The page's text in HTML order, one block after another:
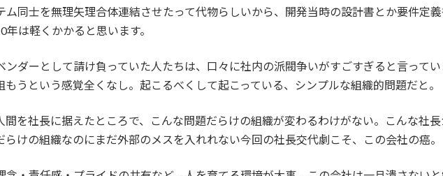
ム同士を無理矢理合体連結させたって代物らしいから、開発当時の設計書とか要件定
は軽くかかると思います。
ンダーとして請け負っていた人たちは、口々に社内の派閥争いがすごすぎると言って
うという感覚全くなし。起こるべくして起こっている、シンプルな組織的問題だと。
間を社長に据えたところで、こんな問題だらけの組織が変わるわけがない。こんな社
らけの組織なのにまだ外部のメスを入れれない今回の社長交代劇こそ、この会社の癌。